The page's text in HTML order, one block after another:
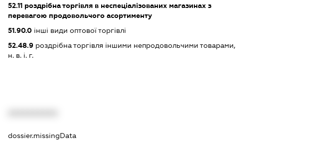
52.11роздрібна торгівля в неспеціалізованих магазинах з
перевагою продовольчого асортименту
51.90.0інші види оптової торгівлі
52.48.9роздрібна торгівля іншими непродовольчими товарами,
н. в. і. г.
dossier.missingData